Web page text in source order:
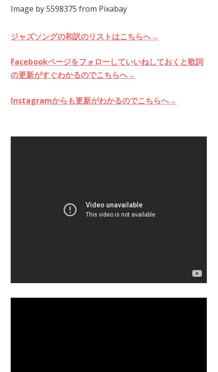
Image by 5598375 from Pixabay
ジャズソングの和訳のリストはこちらへ→
Facebookページをフォローしていいねしておくと歌詞
の更新がすぐわかるのでこちらへ→
Instagramからも更新がわかるのでこちらへ→